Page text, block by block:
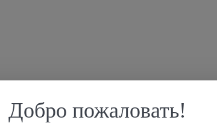
Добро пожаловать!